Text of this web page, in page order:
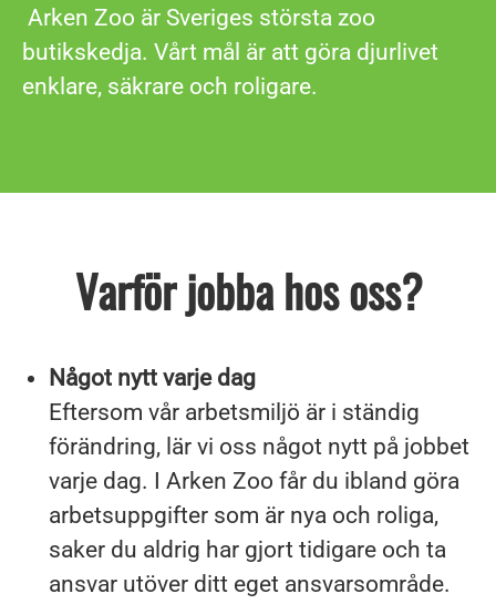
Arken Zoo är Sveriges största zoo
butikskedja. Vårt mål är att göra djurlivet
enklare, säkrare och roligare.
Varför jobba hos oss?
Något nytt varje dag
Eftersom vår arbetsmiljö är i ständig
förändring, lär vi oss något nytt på jobbet
varje dag. I Arken Zoo får du ibland göra
arbetsuppgifter som är nya och roliga,
saker du aldrig har gjort tidigare och ta
ansvar utöver ditt eget ansvarsområde.